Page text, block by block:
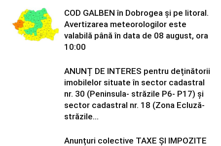
COD GALBEN în Dobrogea și pe litoral.
Avertizarea meteorologilor este
valabilă până în data de 08 august, ora
10:00
ANUNȚ DE INTERES pentru deținătorii
imobilelor situate în sector cadastral
nr. 30 (Peninsula- străzile P6- P17) și
sector cadastral nr. 18 (Zona Ecluză-
străzile...
Anunțuri colective TAXE ȘI IMPOZITE